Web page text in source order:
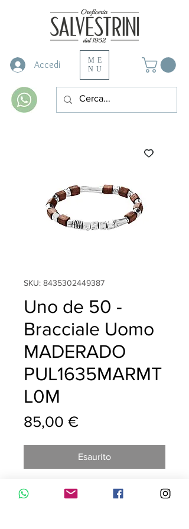
Accedi
ME
NU
SKU: 8435302449387
Uno de 50 -
Bracciale Uomo
MADERADO
PUL1635MARMT
L0M
85,00 €Prezzo
Esaurito
Bracciale di legno con elementi in